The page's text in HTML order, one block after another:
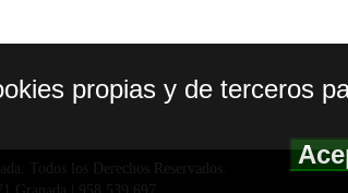
Todos los Derechos Reservados.
propias y de terceros